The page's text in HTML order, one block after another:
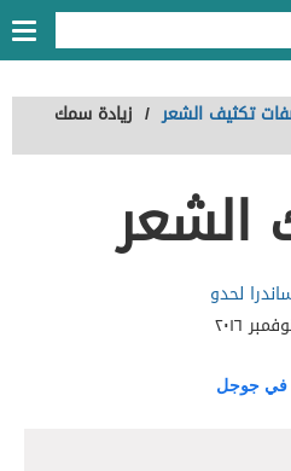
تكثيف الشعر / زيادة سمك
الشعر
لحدو
جوجل